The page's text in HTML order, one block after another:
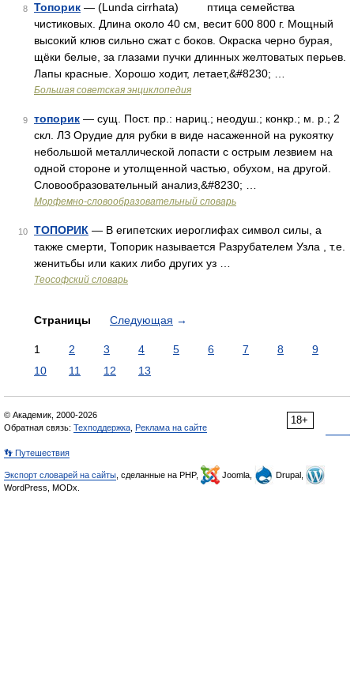
8 Топорик — (Lunda cirrhata) птица семейства
чистиковых. Длина около 40 см, весит 600 800 г. Мощный
высокий клюв сильно сжат с боков. Окраска черно бурая,
щёки белые, за глазами пучки длинных желтоватых перьев.
Лапы красные. Хорошо ходит, летает,&#8230; …
Большая советская энциклопедия
9 топорик — сущ. Пост. пр.: нариц.; неодуш.; конкр.; м. р.; 2
скл. ЛЗ Орудие для рубки в виде насаженной на рукоятку
небольшой металлической лопасти с острым лезвием на
одной стороне и утолщенной частью, обухом, на другой.
Словообразовательный анализ,&#8230; …
Морфемно-словообразовательный словарь
10 ТОПОРИК — В египетских иероглифах символ силы, а
также смерти, Топорик называется Разрубателем Узла , т.е.
женитьбы или каких либо других уз …
Теософский словарь
Страницы Следующая →
1 2 3 4 5 6 7 8
9
10
11 12 13
18+
© Академик, 2000-2026
Обратная связь: Техподдержка Реклама на сайте
👣 Путешествия
Экспорт словарей на сайты , сделанные на PHP, Joomla,
Drupal,
WordPress, MODx.